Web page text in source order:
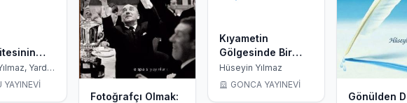
ve
Yard.
Birinci,
YAYINEVİ
Fotoğrafçı Olmak:
Kıyametin
Gölgesinde Bir
Hasbihal
Hüseyin Yılmaz
GONCA YAYINEVİ
Gönülden